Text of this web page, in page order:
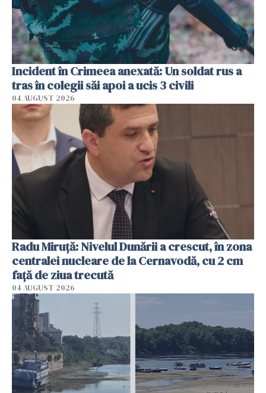
Incident în Crimeea anexată: Un soldat rus a
tras în colegii săi apoi a ucis 3 civili
04 AUGUST 2026
Radu Miruţă: Nivelul Dunării a crescut, în zona
centralei nucleare de la Cernavodă, cu 2 cm
faţă de ziua trecută
04 AUGUST 2026